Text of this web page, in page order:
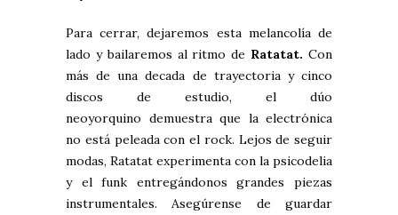
Para cerrar, dejaremos esta melancolía de
lado y bailaremos al ritmo de Ratatat.Con
más de una decada de trayectoria y cinco
discos de estudio, el dúo
neoyorquino demuestra que la electrónica
no está peleada con el rock. Lejos de seguir
modas, Ratatat experimenta con la psicodelia
y el funk entregándonos grandes piezas
instrumentales. Asegúrense de guardar